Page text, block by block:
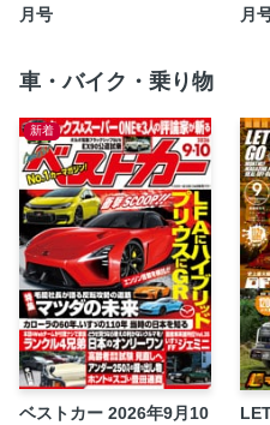
サビの発生・進行から愛車
[Event]ROAD HOUSEキャ
#フレックス・ドリーム キャ
[特別付録]BFGoodrich : All-
dマガジン限定企画［今月の
月号
月
車・バイク・乗り物
新着
ベストカー 2026年9月10